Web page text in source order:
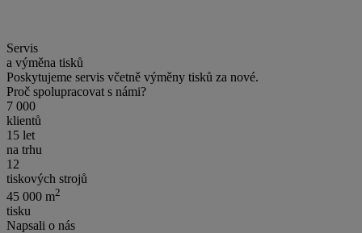
Servis
a výměna tisků
Poskytujeme servis včetně výměny tisků za nové.
Proč spolupracovat s námi?
7 000
klientů
15 let
na trhu
12
tiskových strojů
45 000 m2
tisku
Napsali o nás